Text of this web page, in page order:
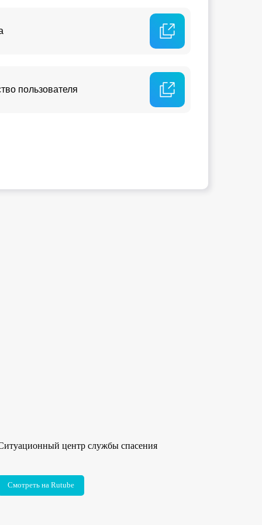
пользователя
центр службы спасения
Смотреть на Rutube